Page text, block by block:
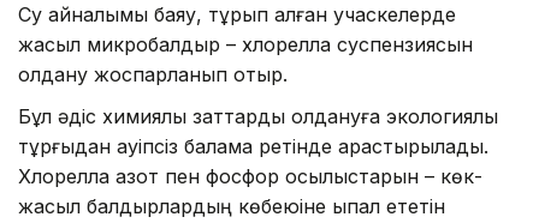
Су айналымы баяу, тұрып қалған учаскелерде
жасыл микробалдыр – хлорелла суспензиясын
қолдану жоспарланып отыр.
Бұл әдіс химиялық заттарды қолдануға экологиялық
тұрғыдан қауіпсіз балама ретінде қарастырылады.
Хлорелла азот пен фосфор қосылыстарын – көк-
жасыл балдырлардың көбеюіне ықпал ететін